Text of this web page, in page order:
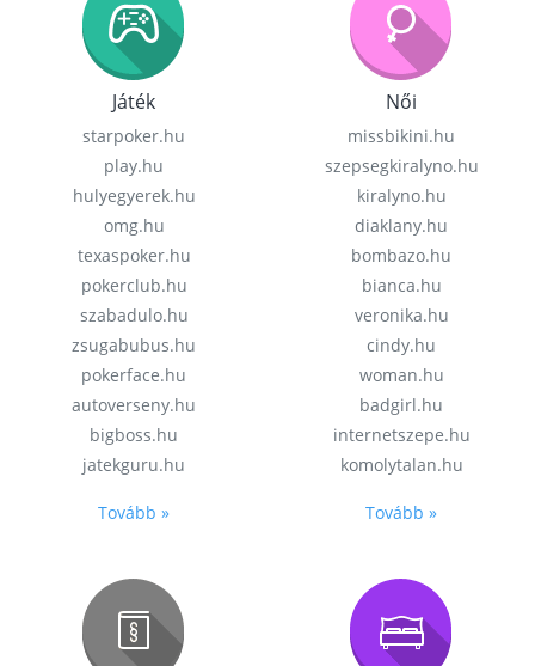
Játék
starpoker.hu
play.hu
hulyegyerek.hu
omg.hu
texaspoker.hu
pokerclub.hu
szabadulo.hu
zsugabubus.hu
pokerface.hu
autoverseny.hu
bigboss.hu
jatekguru.hu
Tovább »
Női
missbikini.hu
szepsegkiralyno.hu
kiralyno.hu
diaklany.hu
bombazo.hu
bianca.hu
veronika.hu
cindy.hu
woman.hu
badgirl.hu
internetszepe.hu
komolytalan.hu
Tovább »